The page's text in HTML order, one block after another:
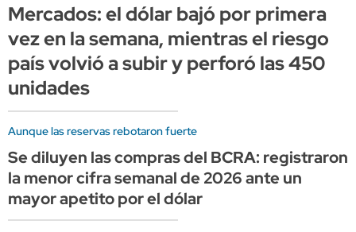
Mercados: el dólar bajó por primera
vez en la semana, mientras el riesgo
país volvió a subir y perforó las 450
unidades
Aunque las reservas rebotaron fuerte
Se diluyen las compras del BCRA: registraron
la menor cifra semanal de 2026 ante un
mayor apetito por el dólar